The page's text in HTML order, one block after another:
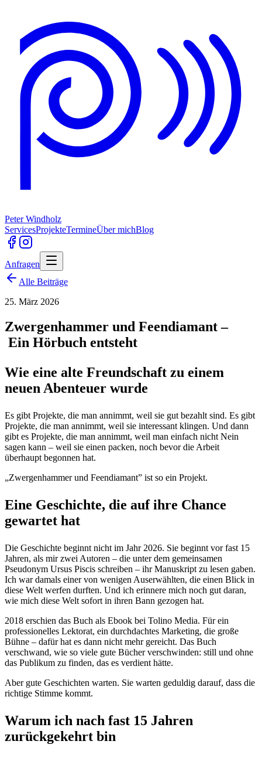
Peter Windholz
ServicesProjekteTermineÜber michBlog
Anfragen
Alle Beiträge
25. März 2026
Zwergenhammer und Feendiamant –
Ein Hörbuch entsteht
Wie eine alte Freundschaft zu einem
neuen Abenteuer wurde
Es gibt Projekte, die man annimmt, weil sie gut bezahlt sind. Es gibt
Projekte, die man annimmt, weil sie interessant klingen. Und dann
gibt es Projekte, die man annimmt, weil man einfach nicht Nein
sagen kann – weil sie einen packen, noch bevor die Arbeit
überhaupt begonnen hat.
„Zwergenhammer und Feendiamant” ist so ein Projekt.
Eine Geschichte, die auf ihre Chance
gewartet hat
Die Geschichte beginnt nicht im Jahr 2026. Sie beginnt vor fast 15
Jahren, als mir zwei Autoren – die unter dem gemeinsamen
Pseudonym Ursus Piscis schreiben – ihr Manuskript zu lesen gaben.
Ich war damals einer von wenigen Auserwählten, die einen Blick in
diese Welt werfen durften. Und ich erinnere mich noch gut daran,
wie mich diese Welt sofort in ihren Bann gezogen hat.
2018 erschien das Buch als Ebook bei Tolino Media. Für ein
professionelles Lektorat, ein durchdachtes Marketing, die große
Bühne – dafür hat es dann nicht mehr gereicht. Das Buch
verschwand, wie so viele gute Bücher verschwinden: still und ohne
das Publikum zu finden, das es verdient hätte.
Aber gute Geschichten warten. Sie warten geduldig darauf, dass die
richtige Stimme kommt.
Warum ich nach fast 15 Jahren
zurückgekehrt bin